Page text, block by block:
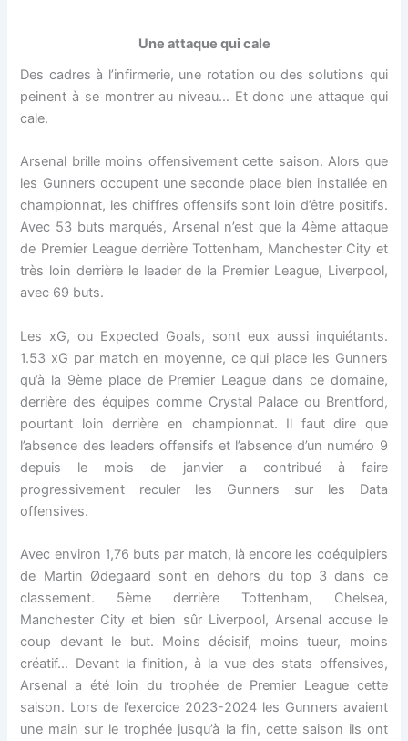
Une attaque qui cale
Des cadres à l’infirmerie, une rotation ou des solutions qui
peinent à se montrer au niveau… Et donc une attaque qui
cale.
Arsenal brille moins offensivement cette saison. Alors que
les Gunners occupent une seconde place bien installée en
championnat, les chiffres offensifs sont loin d’être positifs.
Avec 53 buts marqués, Arsenal n’est que la 4ème attaque
de Premier League derrière Tottenham, Manchester City et
très loin derrière le leader de la Premier League, Liverpool,
avec 69 buts.
Les xG, ou Expected Goals, sont eux aussi inquiétants.
1.53 xG par match en moyenne, ce qui place les Gunners
qu’à la 9ème place de Premier League dans ce domaine,
derrière des équipes comme Crystal Palace ou Brentford,
pourtant loin derrière en championnat. Il faut dire que
l’absence des leaders offensifs et l’absence d’un numéro 9
depuis le mois de janvier a contribué à faire
progressivement reculer les Gunners sur les Data
offensives.
Avec environ 1,76 buts par match, là encore les coéquipiers
de Martin Ødegaard sont en dehors du top 3 dans ce
classement. 5ème derrière Tottenham, Chelsea,
Manchester City et bien sûr Liverpool, Arsenal accuse le
coup devant le but. Moins décisif, moins tueur, moins
créatif… Devant la finition, à la vue des stats offensives,
Arsenal a été loin du trophée de Premier League cette
saison. Lors de l’exercice 2023-2024 les Gunners avaient
une main sur le trophée jusqu’à la fin, cette saison ils ont